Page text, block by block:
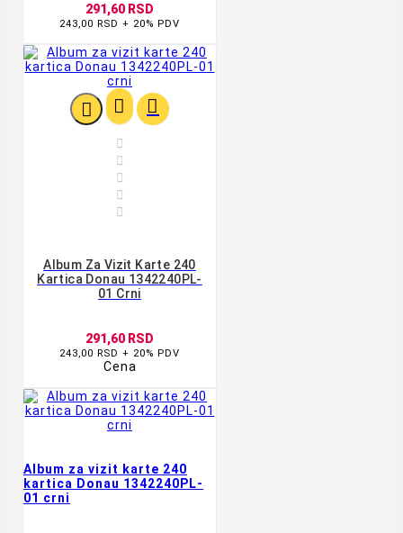
291,60 RSD
243,00 RSD + 20% PDV
  





Album Za Vizit Karte 240
Kartica Donau 1342240PL-
01 Crni
291,60 RSD
243,00 RSD + 20% PDV
Cena
Album za vizit karte 240
kartica Donau 1342240PL-
01 crni